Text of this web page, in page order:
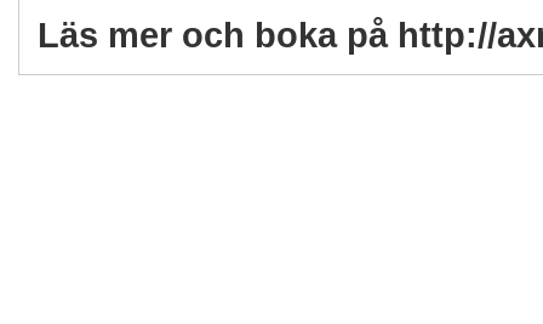
Läs mer och boka på http://